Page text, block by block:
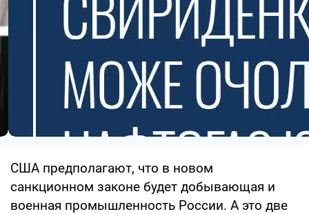
США предполагают, что в новом
санкционном законе будет добывающая и
военная промышленность России. А это две